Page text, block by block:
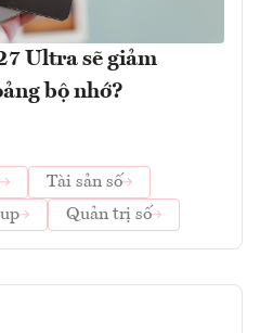
Ultra sẽ giảm
bộ nhớ?
Tài sản số
Quản trị số